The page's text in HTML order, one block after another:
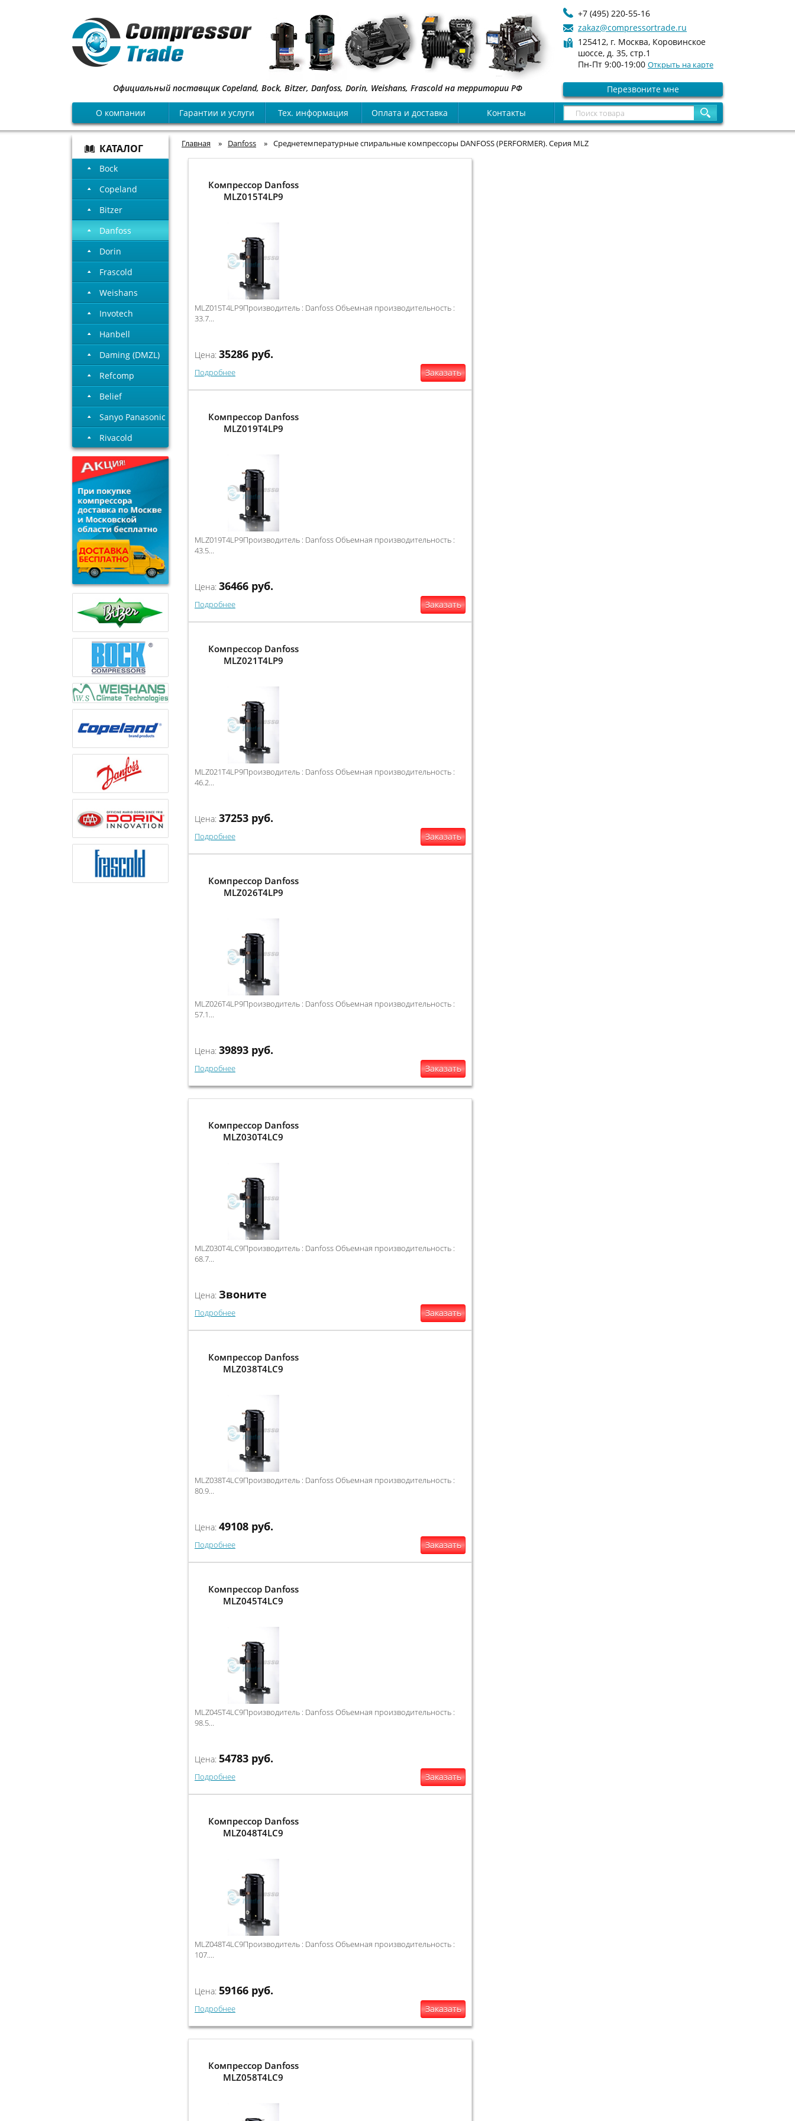
+7 (495) 220-55-16
zakaz@compressortrade.ru
125412, г. Москва, Коровинское
шоссе, д. 35, стр.1
Пн-Пт 9:00-19:00 Открыть на карте
Официальный поставщик Copeland, Bock, Bitzer, Danfoss, Dorin, Weishans, Frascold на территории РФ Перезвоните мне
О компании Гарантии и услуги Тех. информация Оплата и доставка Контакты
Главная » Danfoss » Среднетемпературные спиральные компрессоры DANFOSS (PERFORMER). Cерия MLZ
Компрессор Danfoss
MLZ015T4LP9
MLZ015T4LP9Производитель : Danfoss Объемная производительность :
33.7...
Цена: 35286 руб.
Подробнее Заказать
Компрессор Danfoss
MLZ019T4LP9
MLZ019T4LP9Производитель : Danfoss Объемная производительность :
43.5...
Цена: 36466 руб.
Подробнее Заказать
Компрессор Danfoss
MLZ021T4LP9
MLZ021T4LP9Производитель : Danfoss Объемная производительность :
46.2...
Цена: 37253 руб.
Подробнее Заказать
Компрессор Danfoss
MLZ026T4LP9
MLZ026T4LP9Производитель : Danfoss Объемная производительность :
57.1...
Цена: 39893 руб.
Подробнее Заказать
Компрессор Danfoss
MLZ030T4LC9
MLZ030T4LC9Производитель : Danfoss Объемная производительность :
68.7...
Цена: Звоните
Подробнее Заказать
Компрессор Danfoss
MLZ038T4LC9
MLZ038T4LC9Производитель : Danfoss Объемная производительность :
80.9...
Цена: 49108 руб.
Подробнее Заказать
Компрессор Danfoss
MLZ045T4LC9
MLZ045T4LC9Производитель : Danfoss Объемная производительность :
98.5...
Цена: 54783 руб.
Подробнее Заказать
Компрессор Danfoss
MLZ048T4LC9
MLZ048T4LC9Производитель : Danfoss Объемная производительность :
107....
Цена: 59166 руб.
Подробнее Заказать
Компрессор Danfoss
MLZ058T4LC9
КАТАЛОГ
Bock
Copeland
Bitzer
Danfoss
Dorin
Frascold
Weishans
Invotech
Hanbell
Daming (DMZL)
Refcomp
Belief
Sanyo Panasonic
Rivacold